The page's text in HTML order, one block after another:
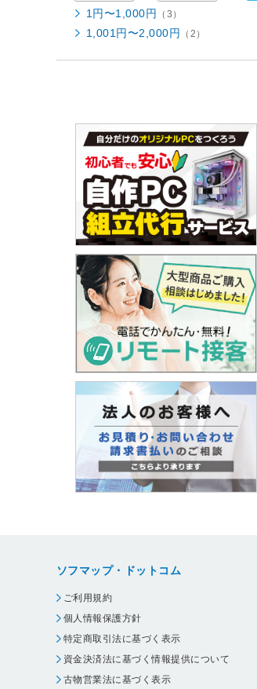
1円〜1,000円 （3）
1,001円〜2,000円 （2）
ソフマップ・ドットコム
ご利用規約
個人情報保護方針
特定商取引法に基づく表示
資金決済法に基づく情報提供について
古物営業法に基づく表示